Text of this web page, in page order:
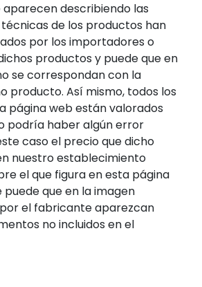
aparecen describiendo las
de los productos han
por los importadores o
productos y puede que en
se correspondan con la
producto. Así mismo, todos los
página web están valorados
podría haber algún error
caso el precio que dicho
nuestro establecimiento
el que figura en esta página
que en la imagen
el fabricante aparezcan
no incluidos en el